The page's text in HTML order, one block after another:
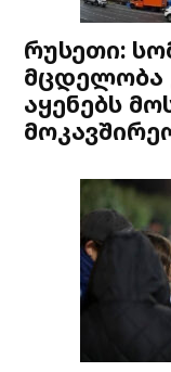
რუსეთი:
მცდელობა
აყენებს